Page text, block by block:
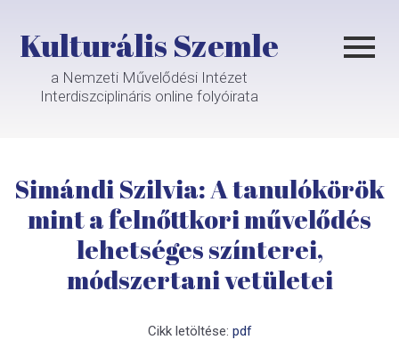
Kulturális Szemle
a Nemzeti Művelődési Intézet
Interdiszciplináris online folyóirata
Simándi Szilvia: A tanulókörök
mint a felnőttkori művelődés
lehetséges színterei,
módszertani vetületei
Cikk letöltése: pdf